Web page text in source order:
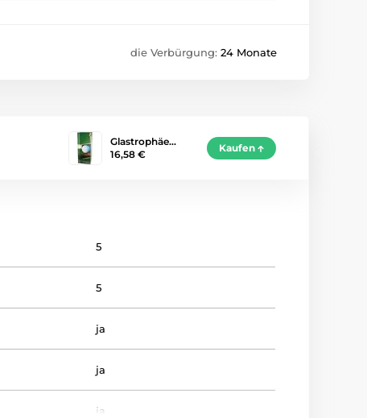
die Verbürgung: 24 Monate
Glastrophäe…
16,58 €
Kaufen
5
5
ja
ja
ja